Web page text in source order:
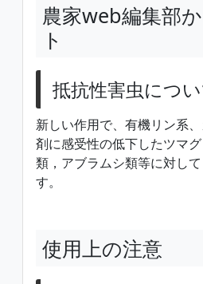
農家web編集部
ト
抵抗性害虫につ
新しい作用で、有機リン系
剤に感受性の低下したツマ
類，アブラムシ類等に対し
す。
使用上の注意